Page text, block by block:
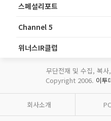
스페셜리포트
Channel 5
위너스IR클럽
무단전재 및 수집, 복
Copyright 2006. 이투
회사소개